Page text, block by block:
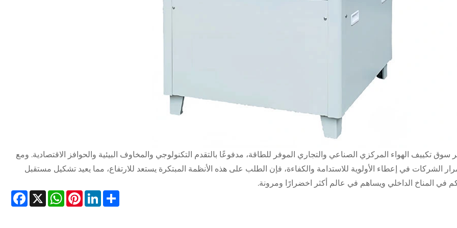
سوق تكييف الهواء المركزي الصناعي والتجاري الموفر للطاقة، مدفوعًا بالتقدم التكنولوجي والمخاوف البيئية والحوافز الاقتصادية. ومع
الشركات في إعطاء الأولوية للاستدامة والكفاءة، فإن الطلب على هذه الأنظمة المبتكرة يستعد للارتفاع، مما يعيد تشكيل مستقبل
في المناخ الداخلي ويساهم في عالم أكثر اخضرارًا ومرونة.
X
WhatsAppPinterestLinkedInShare